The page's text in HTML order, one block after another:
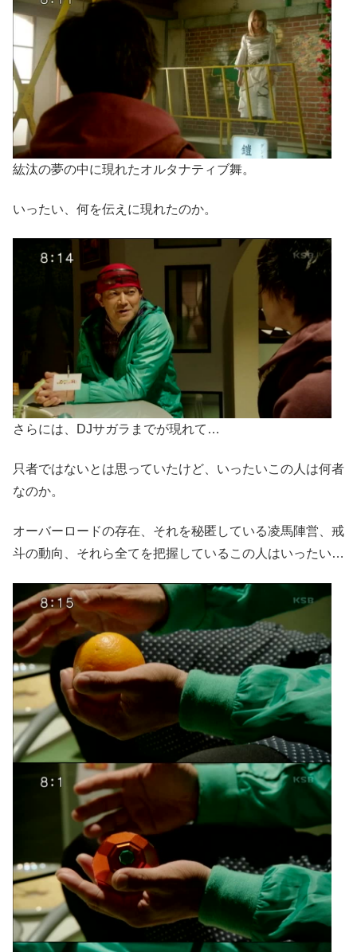
紘汰の夢の中に現れたオルタナティブ舞。
いったい、何を伝えに現れたのか。
さらには、DJサガラまでが現れて…
只者ではないとは思っていたけど、いったいこの人は何者
なのか。
オーバーロードの存在、それを秘匿している凌馬陣営、戒
斗の動向、それら全てを把握しているこの人はいったい…